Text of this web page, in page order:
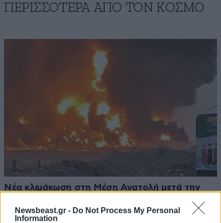
Newsbeast.gr - Do Not Process My Personal
Information
ΠΕΡΙΣΣΟΤΕΡΑ ΑΠΟ ΤΟΝ ΚΟΣΜΟ
Νέα κλιμάκωση στη Μέση Ανατολή μετά την
επίθεση των Χούθι στην Aramco – Παραμένει η
ένταση στα Στενά του Ορμούζ